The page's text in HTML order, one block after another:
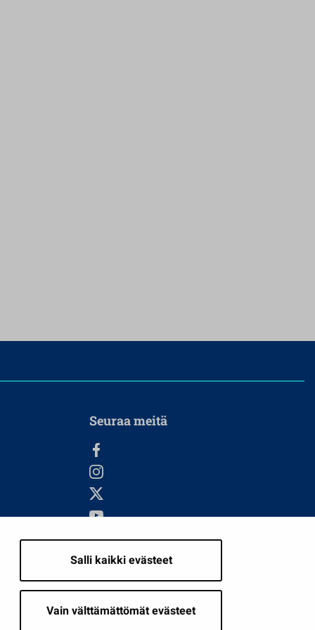
Salli kaikki evästeet
Vain välttämättömät evästeet
Seuraa meitä